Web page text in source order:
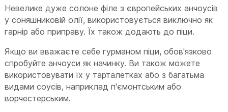
Невелике дуже солоне філе з європейських анчоусів
у соняшниковій олії, використовується виключно як
гарнір або приправу. Їх також додають до піци.
Якщо ви вважаєте себе гурманом піци, обов'язково
спробуйте анчоуси як начинку. Ви також можете
використовувати їх у тарталетках або з багатьма
видами соусів, наприклад п'ємонтським або
ворчестерським.